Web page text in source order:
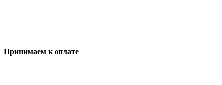
Принимаем к оплате